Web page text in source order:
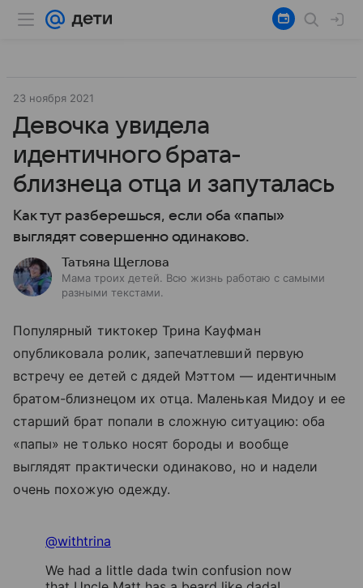
23 ноября 2021
Девочка увидела
идентичного брата-
близнеца отца и запуталась
Как тут разберешься, если оба «папы»
выглядят совершенно одинаково.
Татьяна Щеглова
Мама троих детей. Всю жизнь работаю с самыми
разными текстами.
Популярный тиктокер Трина Кауфман
опубликовала ролик, запечатлевший первую
встречу ее детей с дядей Мэттом — идентичным
братом-близнецом их отца. Маленькая Мидоу и ее
старший брат попали в сложную ситуацию: оба
«папы» не только носят бороды и вообще
выглядят практически одинаково, но и надели
очень похожую одежду.
@withtrina
We had a little dada twin confusion now